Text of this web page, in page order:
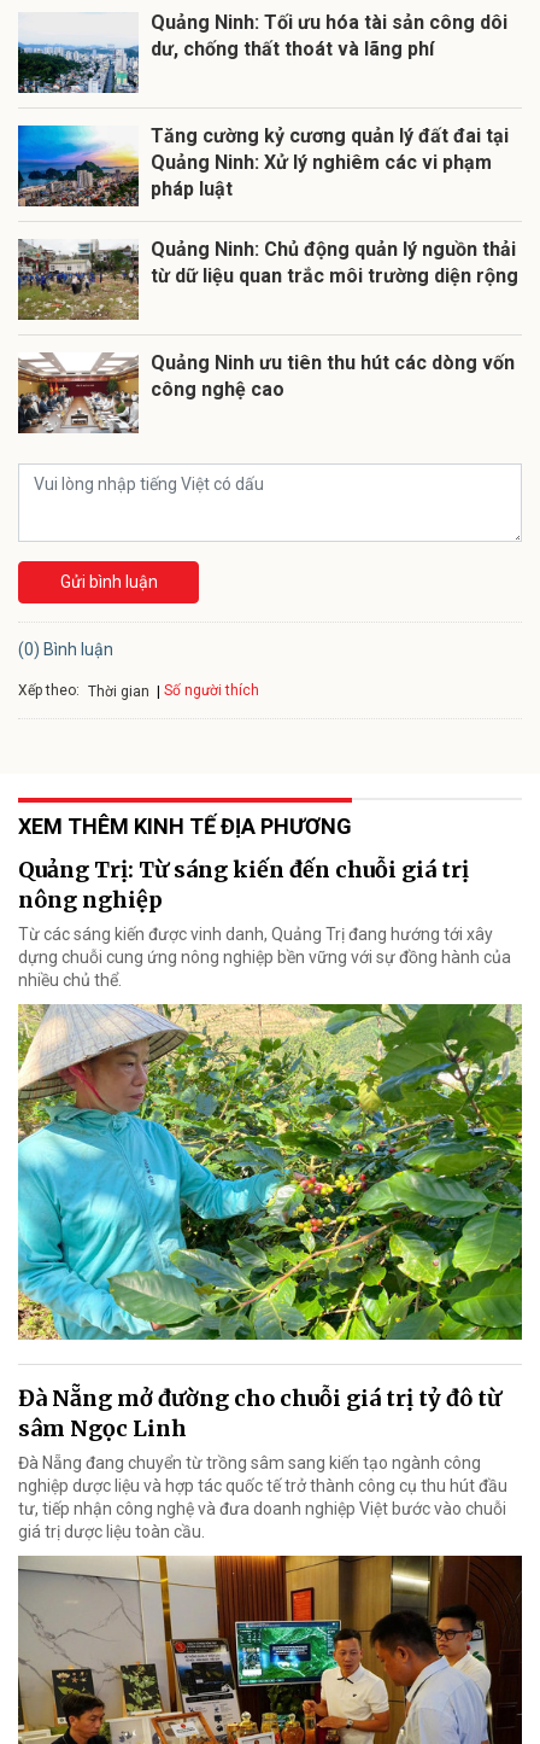
Quảng Ninh: Tối ưu hóa tài sản công dôi
dư, chống thất thoát và lãng phí
Tăng cường kỷ cương quản lý đất đai tại
Quảng Ninh: Xử lý nghiêm các vi phạm
pháp luật
Quảng Ninh: Chủ động quản lý nguồn thải
từ dữ liệu quan trắc môi trường diện rộng
Quảng Ninh ưu tiên thu hút các dòng vốn
công nghệ cao
Gửi bình luận
(0) Bình luận
Xếp theo: Thời gian Số người thích
XEM THÊM KINH TẾ ĐỊA PHƯƠNG
Quảng Trị: Từ sáng kiến đến chuỗi giá trị
nông nghiệp
Từ các sáng kiến được vinh danh, Quảng Trị đang hướng tới xây
dựng chuỗi cung ứng nông nghiệp bền vững với sự đồng hành của
nhiều chủ thể.
Đà Nẵng mở đường cho chuỗi giá trị tỷ đô từ
sâm Ngọc Linh
Đà Nẵng đang chuyển từ trồng sâm sang kiến tạo ngành công
nghiệp dược liệu và hợp tác quốc tế trở thành công cụ thu hút đầu
tư, tiếp nhận công nghệ và đưa doanh nghiệp Việt bước vào chuỗi
giá trị dược liệu toàn cầu.